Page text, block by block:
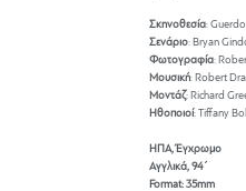
Σκηνοθεσία:
Σενάριο: Bryan
Φωτογραφία:
Μουσική: Robert
Μοντάζ: Richard
Ηθοποιοί: Tiffany
ΗΠΑ, Έγχρωμο
Αγγλικά, 94΄
Format: 35mm